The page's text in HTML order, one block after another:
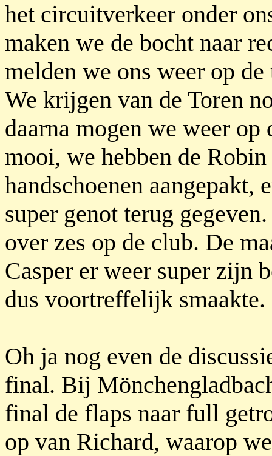
het circuitverkeer onder
maken we de bocht naar
melden we ons weer op de
We krijgen van de Toren
daarna mogen we weer
mooi, we hebben de
handschoenen aangepakt,
super genot terug
over zes op de club. De
Casper er weer super zijn
dus voortreffelijk
Oh ja nog even de
final. Bij
final de flaps naar full
op van Richard, waarop